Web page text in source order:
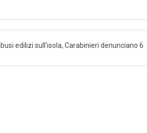
R
O
edilizi sull’isola, Carabinieri denunciano 6